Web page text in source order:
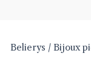
Belierys / Bijoux